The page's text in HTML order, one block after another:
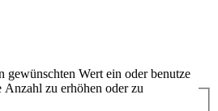
Wert ein oder benutze
zu erhöhen oder zu